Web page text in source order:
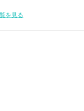
を見る